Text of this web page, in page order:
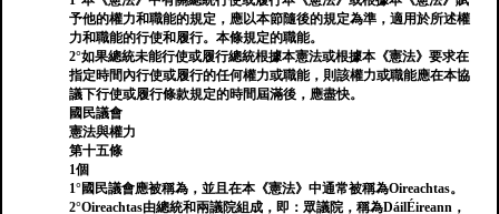
予他的權力和職能的規定，應以本節隨後的規定為準，適用於所述權
力和職能的行使和履行。本條規定的職能。
2°如果總統未能行使或履行總統根據本憲法或根據本《憲法》要求在
指定時間內行使或履行的任何權力或職能，則該權力或職能應在本協
議下行使或履行條款規定的時間屆滿後，應盡快。
國民議會
憲法與權力
第十五條
1個
1°國民議會應被稱為，並且在本《憲法》中通常被稱為Oireachtas。
2°Oireachtas由總統和兩議院組成，即：眾議院，稱為DáilÉireann，